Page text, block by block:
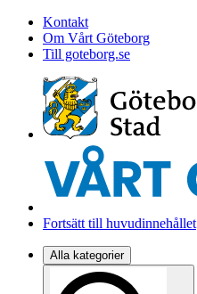
Kontakt
Om Vårt Göteborg
Till goteborg.se
Fortsätt till huvudinnehållet
Alla kategorier